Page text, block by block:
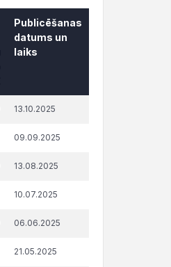
Publicēšanas
datums un
laiks
laiks
13.10.2025
09.09.2025
13.08.2025
10.07.2025
06.06.2025
21.05.2025